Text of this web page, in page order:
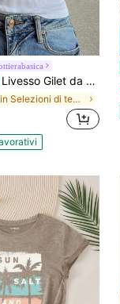
Livesso Gilet da donna elegante a tinta unita, slim fit, fuori stagione autunno inverno
in Selezioni di tendenza K-J Top, camicette e magl